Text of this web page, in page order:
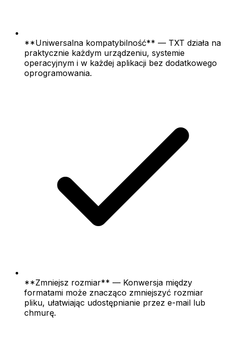
**Uniwersalna kompatybilność** — TXT działa na
praktycznie każdym urządzeniu, systemie
operacyjnym i w każdej aplikacji bez dodatkowego
oprogramowania.
**Zmniejsz rozmiar** — Konwersja między
formatami może znacząco zmniejszyć rozmiar
pliku, ułatwiając udostępnianie przez e-mail lub
chmurę.